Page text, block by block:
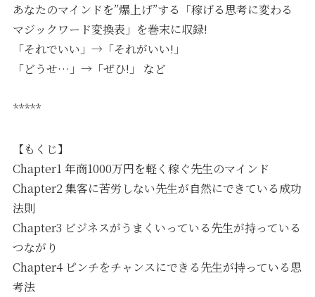
あなたのマインドを”爆上げ”する「稼げる思考に変わる
マジックワード変換表」を巻末に収録!
「それでいい」→「それがいい!」
「どうせ…」→「ぜひ!」 など
*****
【もくじ】
Chapter1 年商1000万円を軽く稼ぐ先生のマインド
Chapter2 集客に苦労しない先生が自然にできている成功
法則
Chapter3 ビジネスがうまくいっている先生が持っている
つながり
Chapter4 ピンチをチャンスにできる先生が持っている思
考法